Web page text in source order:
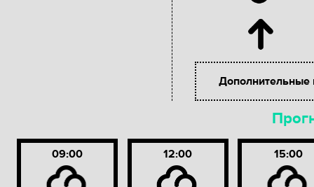
Дополнительные
09:00 12:00 15:00